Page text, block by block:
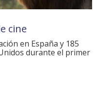
cine
en España y 185
durante el primer